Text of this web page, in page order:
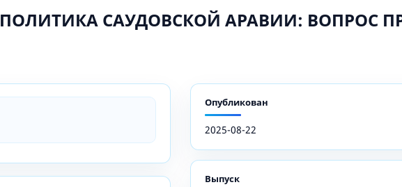
САУДОВСКОЙ АРАВИИ: ВОПРОС
Опубликован
2025-08-22
Выпуск